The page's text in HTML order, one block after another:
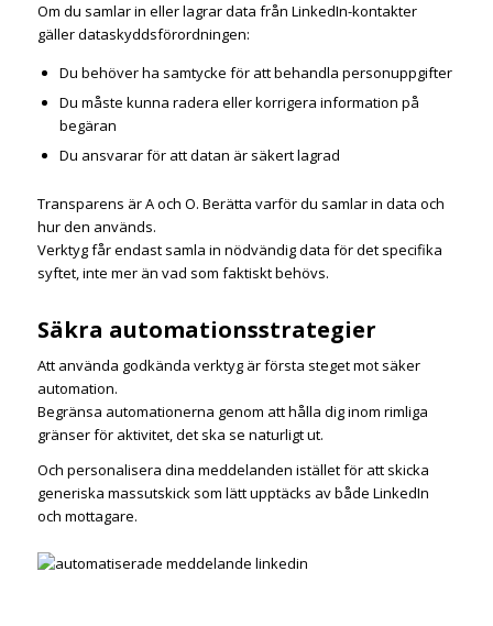
Om du samlar in eller lagrar data från LinkedIn-kontakter
gäller dataskyddsförordningen:
Du behöver ha samtycke för att behandla personuppgifter
Du måste kunna radera eller korrigera information på
begäran
Du ansvarar för att datan är säkert lagrad
Transparens är A och O. Berätta varför du samlar in data och
hur den används.
Verktyg får endast samla in nödvändig data för det specifika
syftet, inte mer än vad som faktiskt behövs.
Säkra automationsstrategier
Att använda godkända verktyg är första steget mot säker
automation.
Begränsa automationerna genom att hålla dig inom rimliga
gränser för aktivitet, det ska se naturligt ut.
Och personalisera dina meddelanden istället för att skicka
generiska massutskick som lätt upptäcks av både LinkedIn
och mottagare.